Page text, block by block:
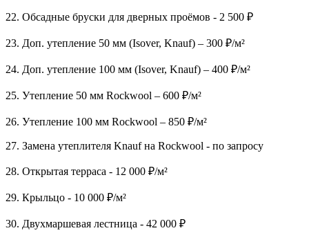
22. Обсадные бруски для дверных проёмов - 2 500 ₽
23. Доп. утепление 50 мм (Isover, Knauf) – 300 ₽/м²
24. Доп. утепление 100 мм (Isover, Knauf) – 400 ₽/м²
25. Утепление 50 мм Rockwool – 600 ₽/м²
26. Утепление 100 мм Rockwool – 850 ₽/м²
27. Замена утеплителя Knauf на Rockwool - по запросу
28. Открытая терраса - 12 000 ₽/м²
29. Крыльцо - 10 000 ₽/м²
30. Двухмаршевая лестница - 42 000 ₽